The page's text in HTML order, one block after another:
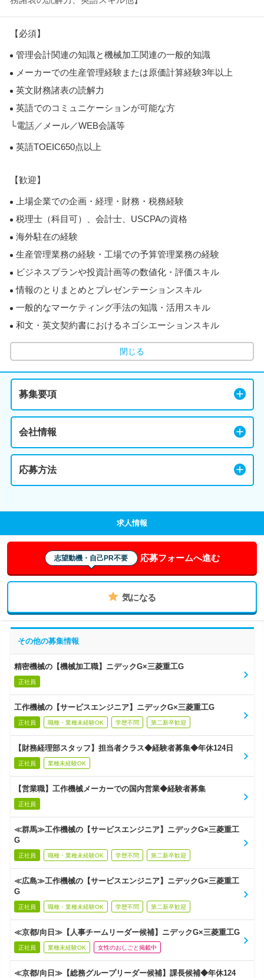
【必須】
管理会計関連の知識と機械加工関連の一般的知識
メーカーでの生産管理経験または原価計算経験3年以上
英文財務諸表の読解力
英語でのコミュニケーションが可能な方
└電話／メール／WEB会議等
英語TOEIC650点以上
【歓迎】
上場企業での企画・経理・財務・税務経験
税理士（科目可）、会計士、USCPAの資格
海外駐在の経験
生産管理業務の経験・工場での予算管理業務の経験
ビジネスプランや投資計画等の数値化・評価スキル
情報のとりまとめとプレゼンテーションスキル
一般的なマーケティング手法の知識・活用スキル
和文・英文契約書におけるネゴシエーションスキル
閉じる
募集要項
会社情報
応募方法
求人情報
志望動機・自己PR不要 応募フォームへ進む
気になる
その他の募集情報
精密機械の【機械加工職】ニデックG×三菱重工G
正社員
工作機械の【サービスエンジニア】ニデックG×三菱重工G
正社員 職種・業種未経験OK 学歴不問 第二新卒歓迎
【財務経理部スタッフ】担当者クラス◆経験者募集◆年休124日
正社員 業種未経験OK
【営業職】工作機械メーカーでの国内営業◆経験者募集
正社員
≪群馬≫工作機械の【サービスエンジニア】ニデックG×三菱重工
G
正社員 職種・業種未経験OK 学歴不問 第二新卒歓迎
≪広島≫工作機械の【サービスエンジニア】ニデックG×三菱重工
G
正社員 職種・業種未経験OK 学歴不問 第二新卒歓迎
≪京都/向日≫【人事チームリーダー候補】ニデックG×三菱重工G
正社員 業種未経験OK 女性のおしごと掲載中
≪京都/向日≫【総務グループリーダー候補】課長候補◆年休124